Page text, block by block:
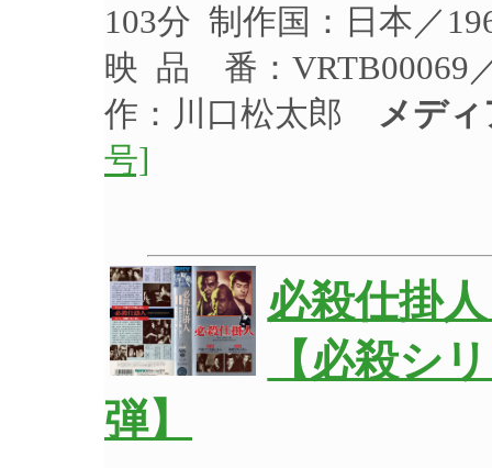
103分 制作国：日本／
映 品 番：VRTB00069
作：川口松太郎
メデ
号]
必殺仕掛
【必殺シ
弾】